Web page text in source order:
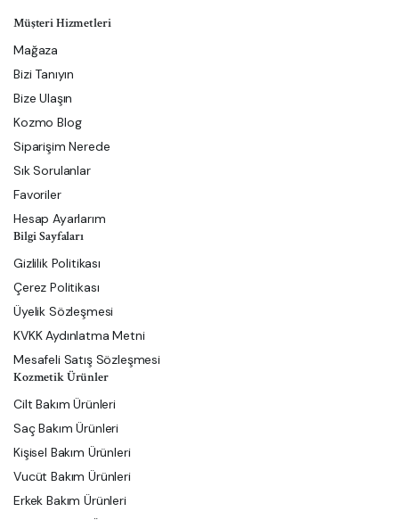
Müşteri Hizmetleri
Mağaza
Bizi Tanıyın
Bize Ulaşın
Kozmo Blog
Siparişim Nerede
Sık Sorulanlar
Favoriler
Hesap Ayarlarım
Bilgi Sayfaları
Gizlilik Politikası
Çerez Politikası
Üyelik Sözleşmesi
KVKK Aydınlatma Metni
Mesafeli Satış Sözleşmesi
Kozmetik Ürünler
Cilt Bakım Ürünleri
Saç Bakım Ürünleri
Kişisel Bakım Ürünleri
Vucüt Bakım Ürünleri
Erkek Bakım Ürünleri